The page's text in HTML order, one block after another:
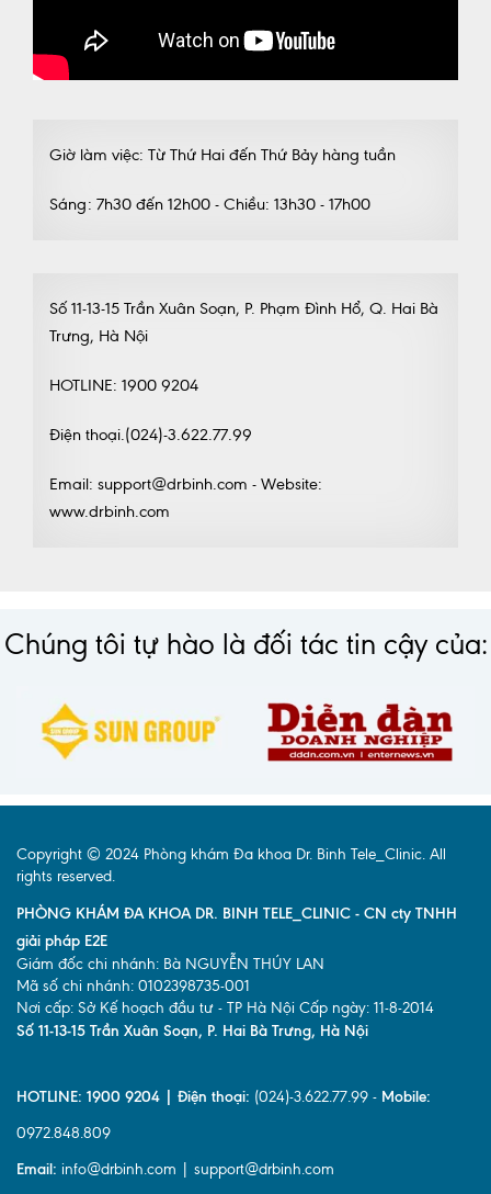
Giờ làm việc: Từ Thứ Hai đến Thứ Bảy hàng tuần
Sáng: 7h30 đến 12h00 - Chiều: 13h30 - 17h00
Số 11-13-15 Trần Xuân Soạn, P. Phạm Đình Hổ, Q. Hai Bà
Trưng, Hà Nội
HOTLINE: 1900 9204
Điện thoại.(024)-3.622.77.99
Email: support@drbinh.com - Website:
www.drbinh.com
Chúng tôi tự hào là đối tác tin cậy của:
Copyright © 2024 Phòng khám Đa khoa Dr. Binh Tele_Clinic. All
rights reserved.
PHÒNG KHÁM ĐA KHOA DR. BINH TELE_CLINIC - CN cty TNHH
giải pháp E2E
Giám đốc chi nhánh: Bà NGUYỄN THÚY LAN
Mã số chi nhánh: 0102398735-001
Nơi cấp: Sở Kế hoạch đầu tư - TP Hà Nội Cấp ngày: 11-8-2014
Số 11-13-15 Trần Xuân Soạn, P. Hai Bà Trưng, Hà Nội
HOTLINE: 1900 9204 | Điện thoại: (024)-3.622.77.99 - Mobile:
0972.848.809
Email: info@drbinh.com | support@drbinh.com